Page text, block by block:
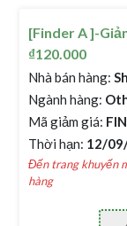
[Finder A ]-
₫120.000
Nhà bán hàng:
Ngành hàng:
Mã giảm giá:
Thời hạn: 12/
Đến trang khuyến
hàng